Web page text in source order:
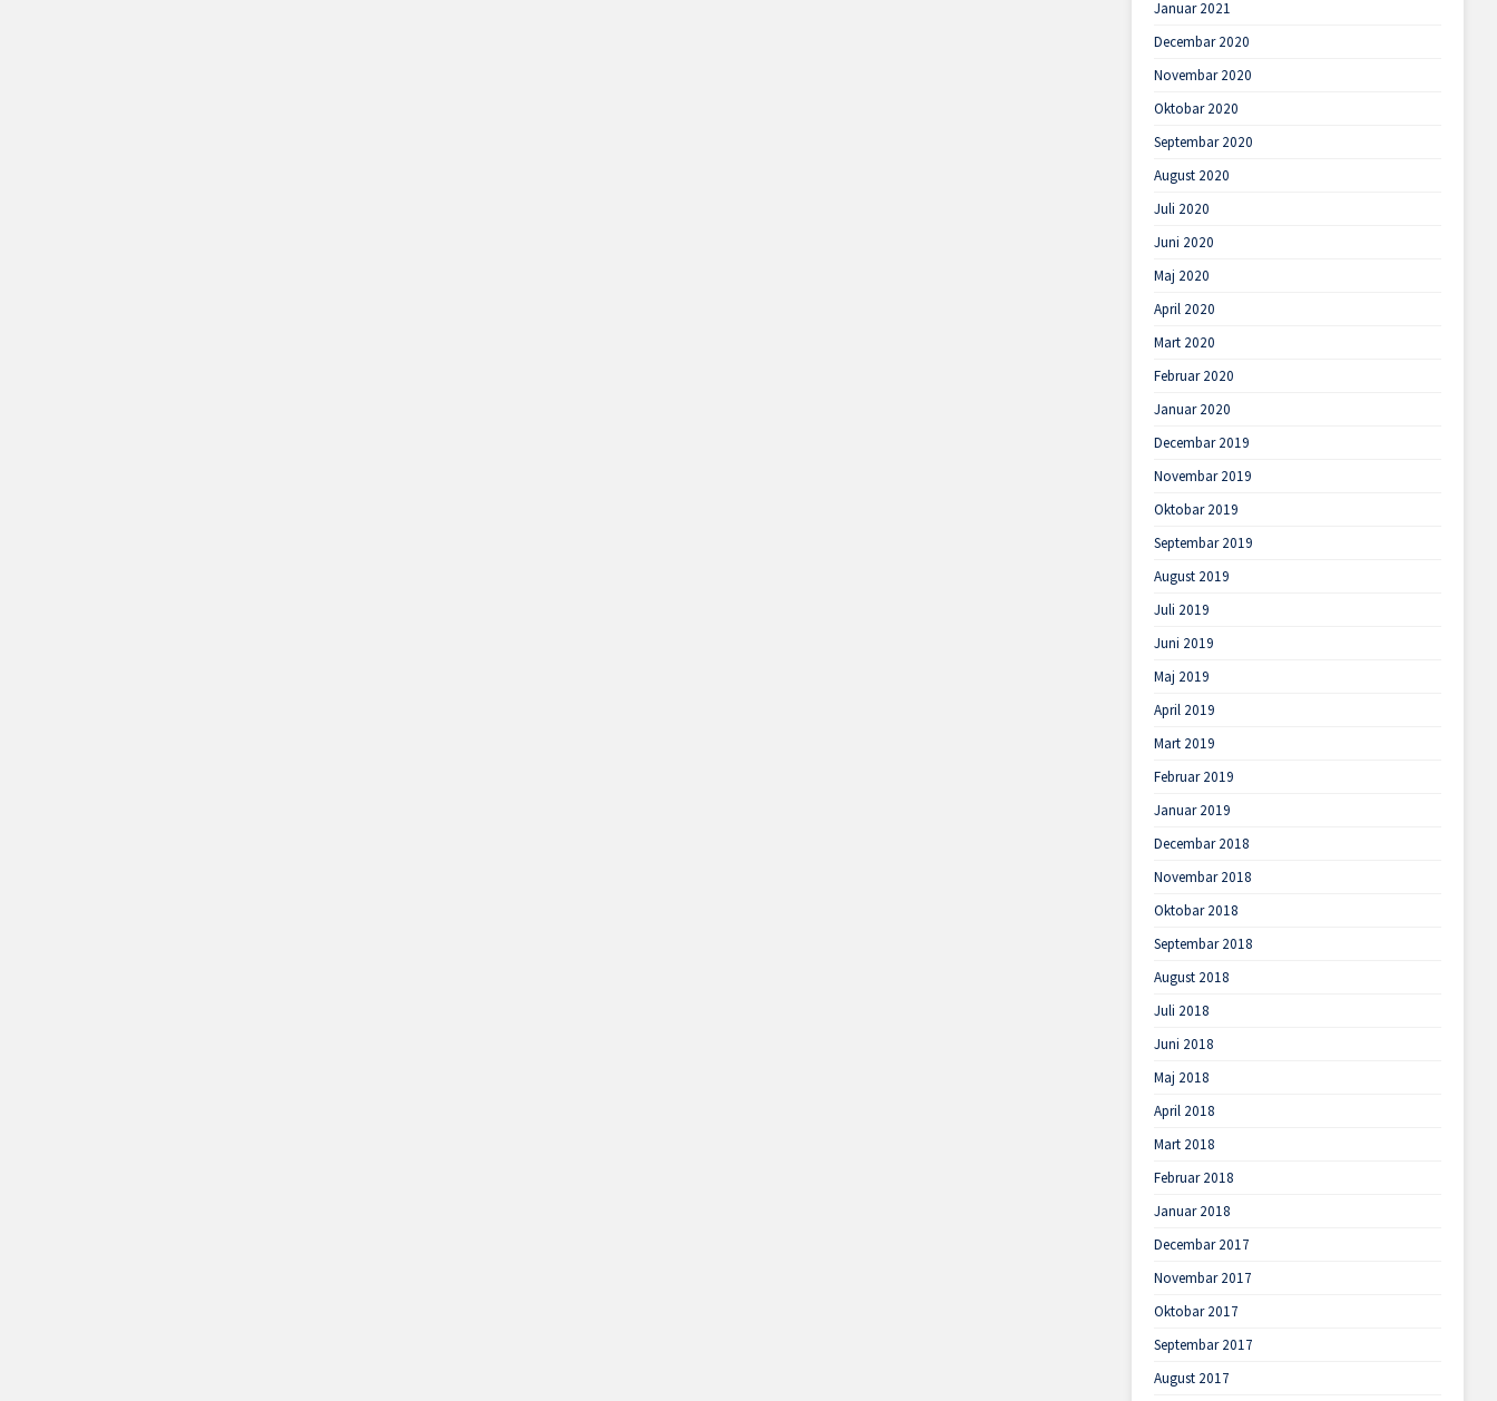
Januar 2021
Decembar 2020
Novembar 2020
Oktobar 2020
Septembar 2020
August 2020
Juli 2020
Juni 2020
Maj 2020
April 2020
Mart 2020
Februar 2020
Januar 2020
Decembar 2019
Novembar 2019
Oktobar 2019
Septembar 2019
August 2019
Juli 2019
Juni 2019
Maj 2019
April 2019
Mart 2019
Februar 2019
Januar 2019
Decembar 2018
Novembar 2018
Oktobar 2018
Septembar 2018
August 2018
Juli 2018
Juni 2018
Maj 2018
April 2018
Mart 2018
Februar 2018
Januar 2018
Decembar 2017
Novembar 2017
Oktobar 2017
Septembar 2017
August 2017